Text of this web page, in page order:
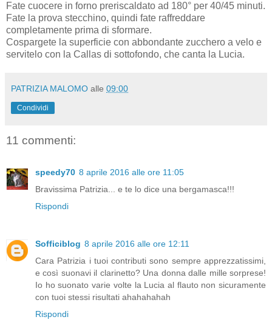
Fate cuocere in forno preriscaldato ad 180° per 40/45 minuti.
Fate la prova stecchino, quindi fate raffreddare
completamente prima di sformare.
Cospargete la superficie con abbondante zucchero a velo e
servitelo con la Callas di sottofondo, che canta la Lucia.
PATRIZIA MALOMO alle 09:00
Condividi
11 commenti:
speedy70 8 aprile 2016 alle ore 11:05
Bravissima Patrizia... e te lo dice una bergamasca!!!
Rispondi
Sofficiblog 8 aprile 2016 alle ore 12:11
Cara Patrizia i tuoi contributi sono sempre apprezzatissimi,
e così suonavi il clarinetto? Una donna dalle mille sorprese!
Io ho suonato varie volte la Lucia al flauto non sicuramente
con tuoi stessi risultati ahahahahah
Rispondi